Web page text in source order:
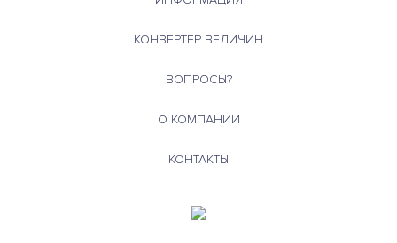
КОНВЕРТЕР ВЕЛИЧИН
ВОПРОСЫ?
О КОМПАНИИ
КОНТАКТЫ